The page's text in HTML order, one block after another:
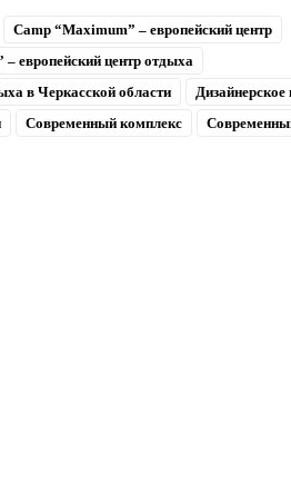
Camp “Maximum” – европейский центр
европейский центр отдыха
в Черкасской области
Дизайнерское
Современный комплекс